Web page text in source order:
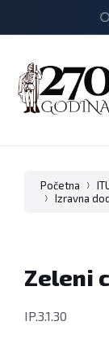
Početna
Izravna
Zeleni
IP.3.1.30